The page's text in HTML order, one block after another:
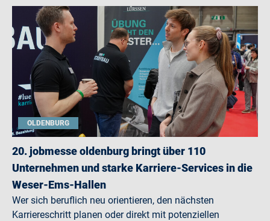
OLDENBURG
20. jobmesse oldenburg bringt über 110
Unternehmen und starke Karriere-Services in die
Weser-Ems-Hallen
Wer sich beruflich neu orientieren, den nächsten
Karriereschritt planen oder direkt mit potenziellen